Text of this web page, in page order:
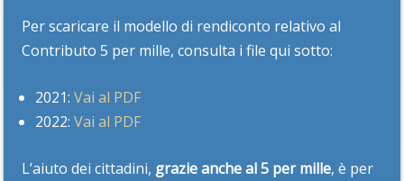
Per scaricare il modello di rendiconto relativo al
Contributo 5 per mille, consulta i file qui sotto:
2021:Vai al PDF
2022:Vai al PDF
L’aiuto dei cittadini, grazie anche al 5 per mille, è per